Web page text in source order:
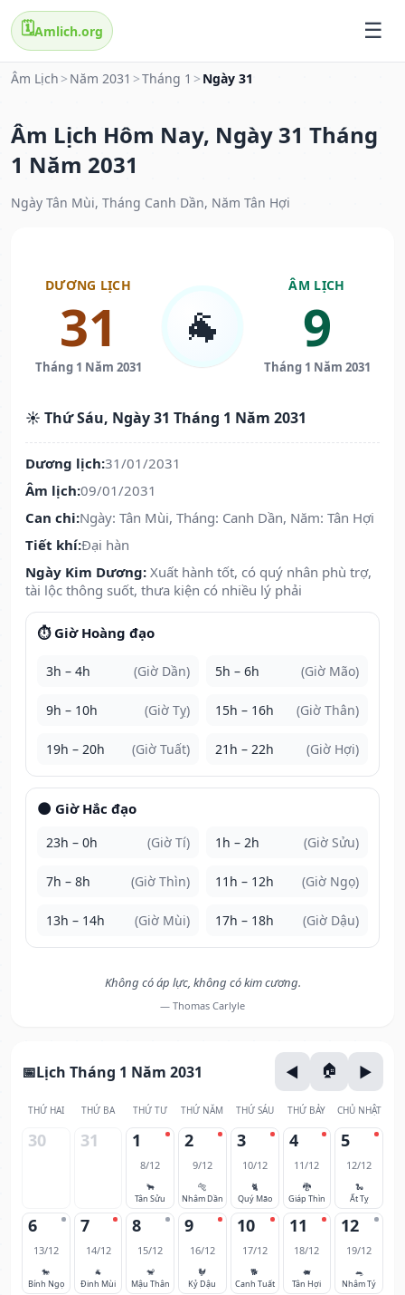
🗓️Amlich.org
Âm Lịch > Năm 2031 >Tháng 1 > Ngày 31
Âm Lịch Hôm Nay, Ngày 31 Tháng
1 Năm 2031
Ngày Tân Mùi, Tháng Canh Dần, Năm Tân Hợi
DƯƠNG LỊCH
31
Tháng 1 Năm 2031
🐐
ÂM LỊCH
9
Tháng 1 Năm 2031
☀️ Thứ Sáu, Ngày 31 Tháng 1 Năm 2031
Dương lịch:31/01/2031
Âm lịch:09/01/2031
Can chi:Ngày: Tân Mùi, Tháng: Canh Dần, Năm: Tân Hợi
Tiết khí:Đại hàn
Ngày Kim Dương: Xuất hành tốt, có quý nhân phù trợ,
tài lộc thông suốt, thưa kiện có nhiều lý phải
⏱️ Giờ Hoàng đạo
3h – 4h (Giờ Dần) 5h – 6h (Giờ Mão)
9h – 10h (Giờ Tỵ) 15h – 16h (Giờ Thân)
19h – 20h (Giờ Tuất) 21h – 22h (Giờ Hợi)
🌑 Giờ Hắc đạo
23h – 0h (Giờ Tí) 1h – 2h (Giờ Sửu)
7h – 8h (Giờ Thìn) 11h – 12h (Giờ Ngọ)
13h – 14h (Giờ Mùi) 17h – 18h (Giờ Dậu)
Không có áp lực, không có kim cương.
— Thomas Carlyle
Lịch Tháng 1 Năm 2031
THỨ HAI THỨ BA THỨ TƯ THỨ NĂM THỨ SÁU THỨ BẢY CHỦ NHẬT
30 31 1
8/12
🐂
Tân Sửu
2
9/12
🐅
Nhâm Dần
3
10/12
🐈
Quý Mão
4
11/12
🐉
Giáp Thìn
5
12/12
🐍
Ất Tỵ
6
13/12
🐎
Bính Ngọ
7
14/12
🐐
Đinh Mùi
8
15/12
🐒
Mậu Thân
9
16/12
🐓
Kỷ Dậu
10
17/12
🐕
Canh Tuất
11
18/12
🐖
Tân Hợi
12
19/12
🐀
Nhâm Tý